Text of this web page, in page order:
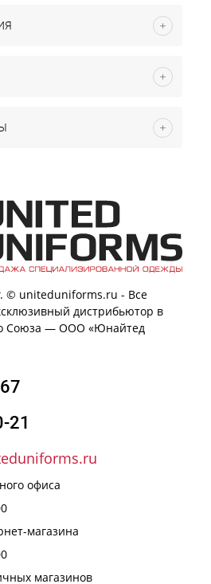
© uniteduniforms.ru - Все
дистрибьютор в
Союза — ООО «Юнайтед
21
офиса
магазина
магазинов